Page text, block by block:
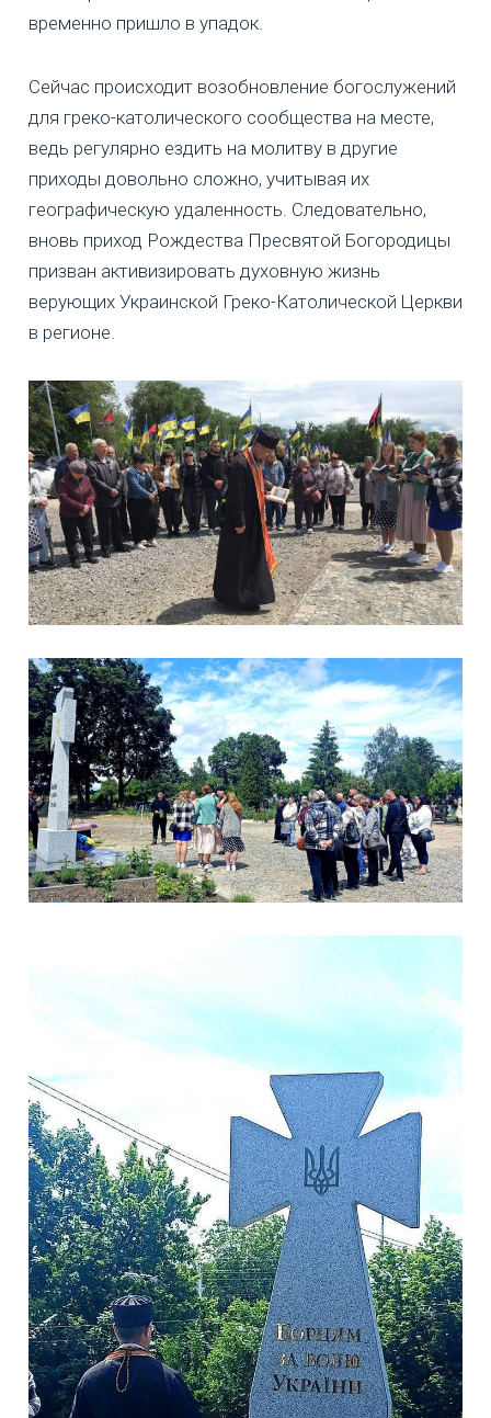
временно пришло в упадок.
Сейчас происходит возобновление богослужений
для греко-католического сообщества на месте,
ведь регулярно ездить на молитву в другие
приходы довольно сложно, учитывая их
географическую удаленность. Следовательно,
вновь приход Рождества Пресвятой Богородицы
призван активизировать духовную жизнь
верующих Украинской Греко-Католической Церкви
в регионе.